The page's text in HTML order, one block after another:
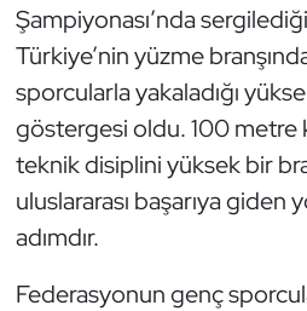
Şampiyonası’nda
Türkiye’nin yüzme
sporcularla yakaladığı
göstergesi oldu. 100 metre
teknik disiplini yüksek bir
uluslararası başarıya giden
adımdır.
Federasyonun genç
Muay Thai
Okçuluk
Optimist
Oryantiring